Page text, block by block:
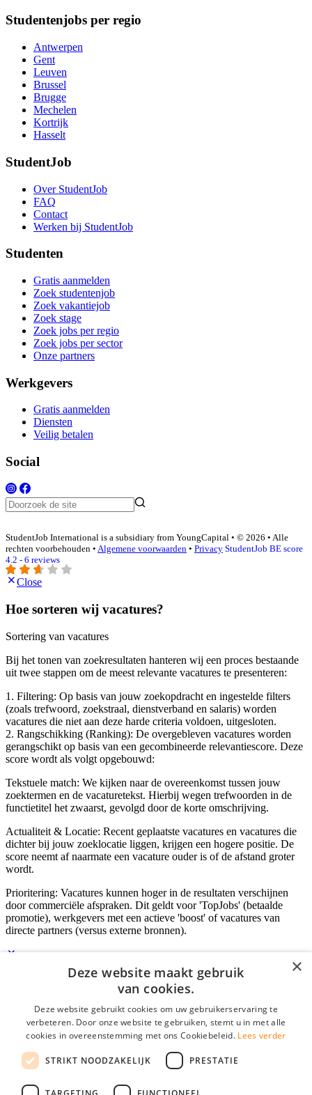
Studentenjobs per regio
Antwerpen
Gent
Leuven
Brussel
Brugge
Mechelen
Kortrijk
Hasselt
StudentJob
Over StudentJob
FAQ
Contact
Werken bij StudentJob
Studenten
Gratis aanmelden
Zoek studentenjob
Zoek vakantiejob
Zoek stage
Zoek jobs per regio
Zoek jobs per sector
Onze partners
Werkgevers
Gratis aanmelden
Diensten
Veilig betalen
Social
StudentJob International is a subsidiary from YoungCapital • © 2026 • Alle
rechten voorbehouden • Algemene voorwaarden • Privacy StudentJob BE score
4.2 - 6 reviews
Close
Hoe sorteren wij vacatures?
Sortering van vacatures
Bij het tonen van zoekresultaten hanteren wij een proces bestaande
uit twee stappen om de meest relevante vacatures te presenteren:
1. Filtering: Op basis van jouw zoekopdracht en ingestelde filters
(zoals trefwoord, zoekstraal, dienstverband en salaris) worden
vacatures die niet aan deze harde criteria voldoen, uitgesloten.
2. Rangschikking (Ranking): De overgebleven vacatures worden
gerangschikt op basis van een gecombineerde relevantiescore. Deze
score wordt als volgt opgebouwd:
Tekstuele match: We kijken naar de overeenkomst tussen jouw
zoektermen en de vacaturetekst. Hierbij wegen trefwoorden in de
functietitel het zwaarst, gevolgd door de korte omschrijving.
Actualiteit & Locatie: Recent geplaatste vacatures en vacatures die
dichter bij jouw zoeklocatie liggen, krijgen een hogere positie. De
score neemt af naarmate een vacature ouder is of de afstand groter
wordt.
Prioritering: Vacatures kunnen hoger in de resultaten verschijnen
door commerciële afspraken. Dit geldt voor 'TopJobs' (betaalde
promotie), werkgevers met een actieve 'boost' of vacatures van
directe partners (versus externe bronnen).
Inloggen als bedrijf
E-mail*
Wachtwoord
login gegevens onthouden
login
×
Deze website maakt gebruik
van cookies.
Deze website gebruikt cookies om uw gebruikerservaring te
verbeteren. Door onze website te gebruiken, stemt u in met alle
cookies in overeenstemming met ons Cookiebeleid. Lees verder
STRIKT NOODZAKELIJK PRESTATIE